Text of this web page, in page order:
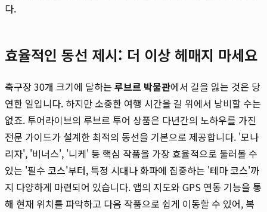
다.
효율적인 동선 제시: 더 이상 헤매지 마세요
축구장 30개 크기에 달하는 루브르 박물관에서 길을 잃는 것은 당
연한 일입니다. 하지만 소중한 여행 시간을 길 위에서 낭비할 수는
없죠. 투어라이브의 루브르 투어 상품은 다년간의 노하우를 가진
전문 가이드가 설계한 최적의 동선을 기본으로 제공합니다. '모나
리자', '비너스', '니케' 등 핵심 작품을 가장 효율적으로 둘러볼 수
있는 '필수 코스'부터, 특정 시대나 화파에 집중하는 '테마 코스'까
지 다양하게 마련되어 있습니다. 앱의 지도와 GPS 연동 기능을 통
해 현재 위치를 파악하고 다음 작품으로 쉽게 이동할 수 있어, 복